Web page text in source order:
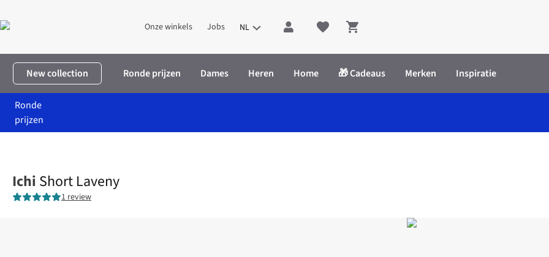
Onze winkels Jobs NL Shopping cart
New collection Ronde prijzen Dames Heren Home 🎁 Cadeaus Merken Inspiratie
Ronde
prijzen
Ichi Short Laveny
1 review